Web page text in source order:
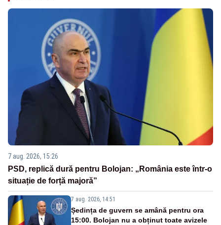
7 aug. 2026, 15:26
PSD, replică dură pentru Bolojan: „România este într-o
situație de forță majoră”
7 aug. 2026, 14:51
Ședința de guvern se amână pentru ora
15:00. Bolojan nu a obținut toate avizele